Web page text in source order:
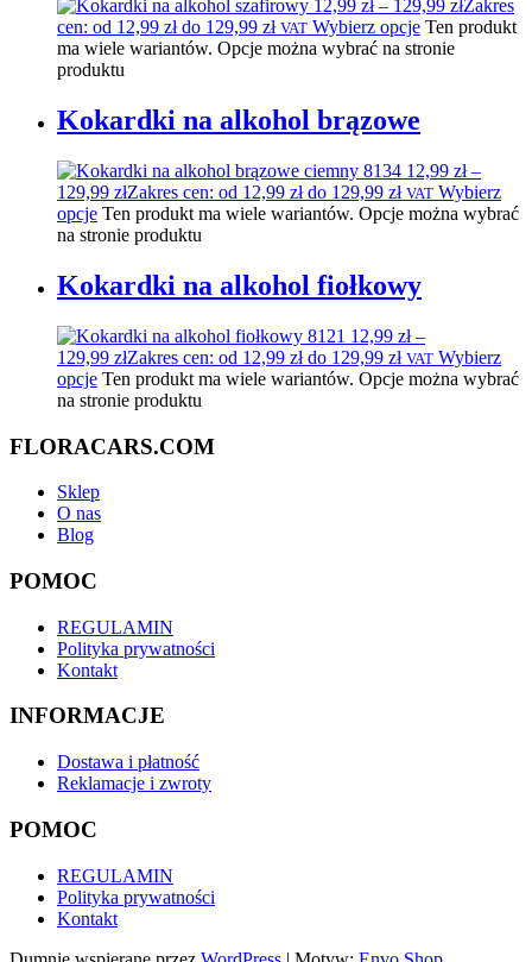
12,99 zł – 129,99 złZakres
cen: od 12,99 zł do 129,99 zł VAT Wybierz opcje Ten produkt
ma wiele wariantów. Opcje można wybrać na stronie
produktu
Kokardki na alkohol brązowe
12,99 zł –
129,99 złZakres cen: od 12,99 zł do 129,99 zł VAT Wybierz
opcje Ten produkt ma wiele wariantów. Opcje można wybrać
na stronie produktu
Kokardki na alkohol fiołkowy
12,99 zł –
129,99 złZakres cen: od 12,99 zł do 129,99 zł VAT Wybierz
opcje Ten produkt ma wiele wariantów. Opcje można wybrać
na stronie produktu
FLORACARS.COM
Sklep
O nas
Blog
POMOC
REGULAMIN
Polityka prywatności
Kontakt
INFORMACJE
Dostawa i płatność
Reklamacje i zwroty
POMOC
REGULAMIN
Polityka prywatności
Kontakt